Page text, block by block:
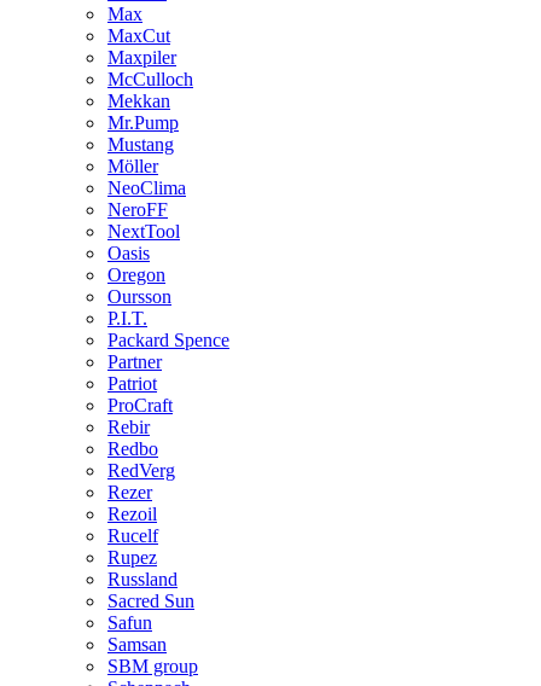
Max
MaxCut
Maxpiler
McCulloch
Mekkan
Mr.Pump
Mustang
Möller
NeoClima
NeroFF
NextTool
Oasis
Oregon
Oursson
P.I.T.
Packard Spence
Partner
Patriot
ProCraft
Rebir
Redbo
RedVerg
Rezer
Rezoil
Rucelf
Rupez
Russland
Sacred Sun
Safun
Samsan
SBM group